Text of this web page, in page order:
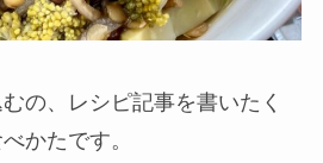
の、レシピ記事を書いたく
かたです。